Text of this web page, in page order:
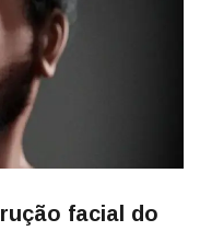
facial do